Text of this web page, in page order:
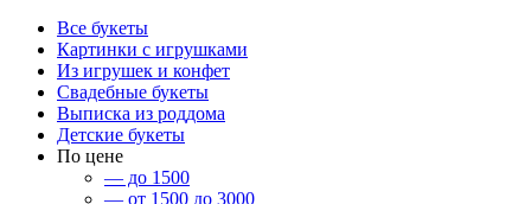
Все букеты
Картинки с игрушками
Из игрушек и конфет
Свадебные букеты
Выписка из роддома
Детские букеты
По цене
— до 1500
— от 1500 до 3000